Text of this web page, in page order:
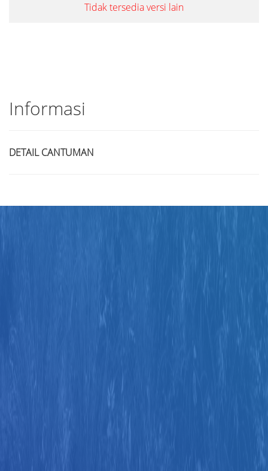
Tidak tersedia versi lain
Informasi
DETAIL CANTUMAN
Tipe Koleksi
GMD